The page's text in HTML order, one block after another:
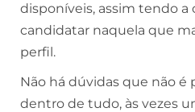
disponíveis, assim tendo
candidatar naquela que
perfil.
Não há dúvidas que não é
dentro de tudo, às vezes